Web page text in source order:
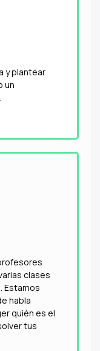
y plantear
un
clases
Estamos
habla
quién es el
tus